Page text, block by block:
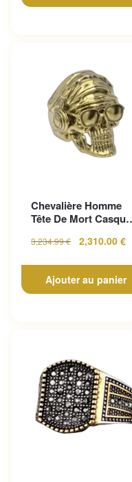
Chevalière Homme
Tête De Mort Casque
3,234.99€ 2,310.00 €
Ajouter au panier